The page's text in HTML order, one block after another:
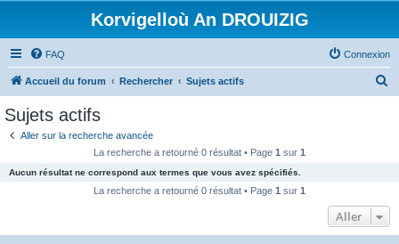
Korvigelloù An DROUIZIG
FAQ Connexion
Accueil du forum Rechercher Sujets actifs
c
Sujets actifs
Aller sur la recherche avancée
La recherche a retourné 0 résultat • Page 1 sur 1
Aucun résultat ne correspond aux termes que vous avez spécifiés.
La recherche a retourné 0 résultat • Page 1 sur 1
Aller